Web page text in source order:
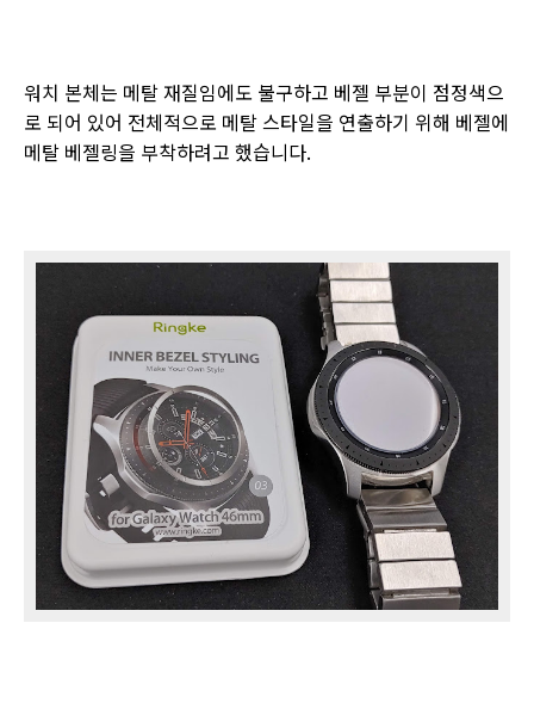
워치 본체는 메탈 재질임에도 불구하고 베젤 부분이 점정색으
로 되어 있어 전체적으로 메탈 스타일을 연출하기 위해 베젤에
메탈 베젤링을 부착하려고 했습니다.